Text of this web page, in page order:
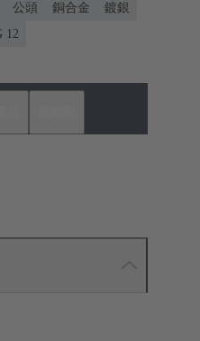
公頭 銅合金
鍍銀
12